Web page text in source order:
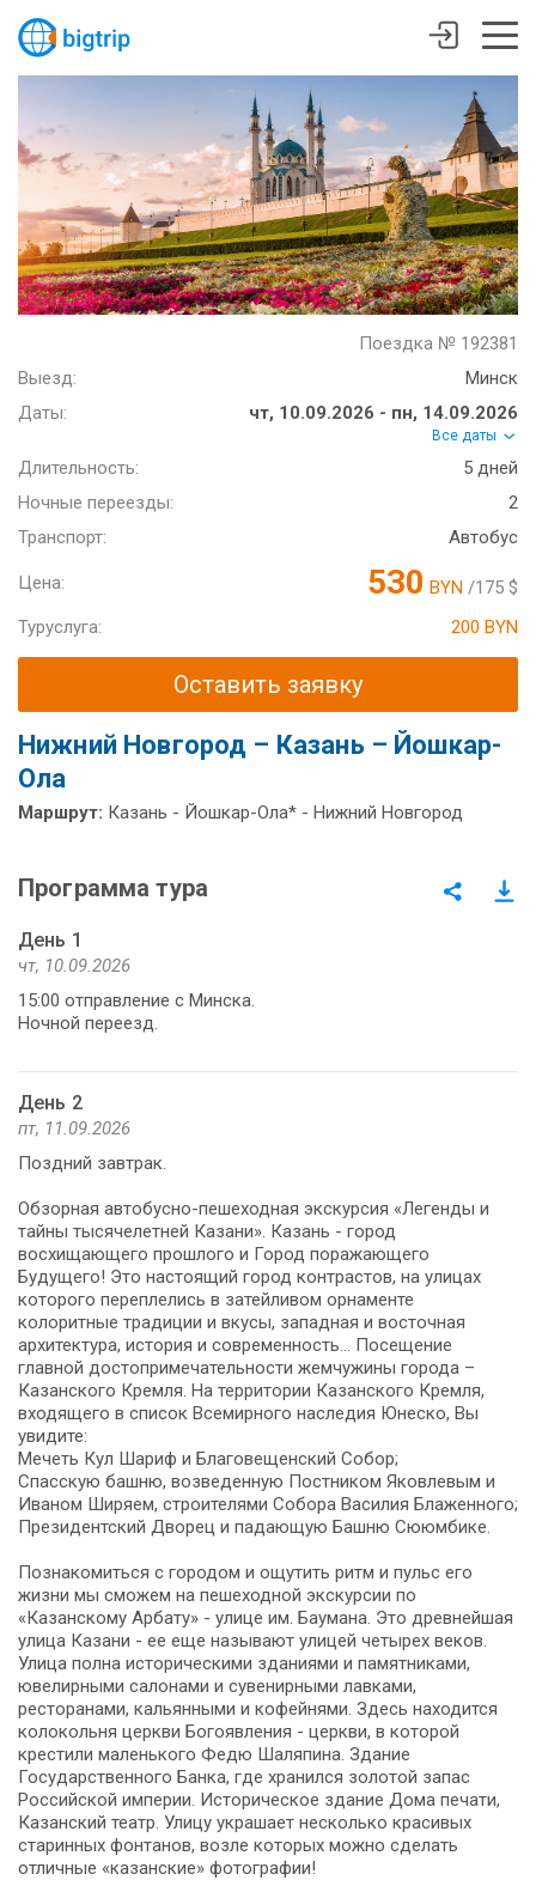
Поездка № 192381
Выезд:
Минск
Даты:
чт, 10.09.2026 - пн, 14.09.2026
Все даты
Длительность:
5 дней
Ночные переезды:
2
Транспорт:
Автобус
Цена: 530 BYN /175 $
Туруслуга:
200 BYN
Оставить заявку
Нижний Новгород – Казань – Йошкар-
Ола
Маршрут: Казань - Йошкар-Ола* - Нижний Новгород
Программа тура
День 1
чт, 10.09.2026
15:00 отправление с Минска.
Ночной переезд.
День 2
пт, 11.09.2026
Поздний завтрак.
Обзорная автобусно-пешеходная экскурсия «Легенды и
тайны тысячелетней Казани». Казань - город
восхищающего прошлого и Город поражающего
Будущего! Это настоящий город контрастов, на улицах
которого переплелись в затейливом орнаменте
колоритные традиции и вкусы, западная и восточная
архитектура, история и современность… Посещение
главной достопримечательности жемчужины города –
Казанского Кремля. На территории Казанского Кремля,
входящего в список Всемирного наследия Юнеско, Вы
увидите:
Мечеть Кул Шариф и Благовещенский Собор;
Спасскую башню, возведенную Постником Яковлевым и
Иваном Ширяем, строителями Собора Василия Блаженного;
Президентский Дворец и падающую Башню Сююмбике.
Познакомиться с городом и ощутить ритм и пульс его
жизни мы сможем на пешеходной экскурсии по
«Казанскому Арбату» - улице им. Баумана. Это древнейшая
улица Казани - ее еще называют улицей четырех веков.
Улица полна историческими зданиями и памятниками,
ювелирными салонами и сувенирными лавками,
ресторанами, кальянными и кофейнями. Здесь находится
колокольня церкви Богоявления - церкви, в которой
крестили маленького Федю Шаляпина. Здание
Государственного Банка, где хранился золотой запас
Российской империи. Историческое здание Дома печати,
Казанский театр. Улицу украшает несколько красивых
старинных фонтанов, возле которых можно сделать
отличные «казанские» фотографии!